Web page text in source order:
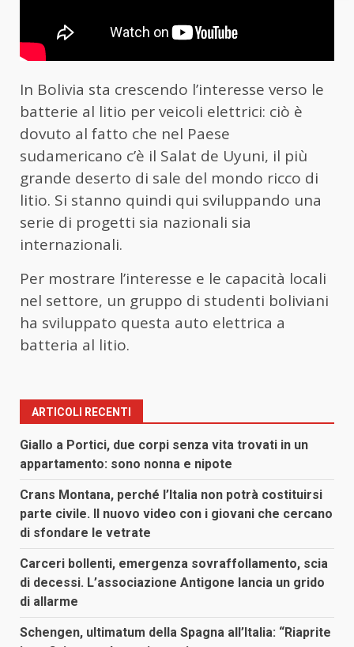
In Bolivia sta crescendo l’interesse verso le
batterie al litio per veicoli elettrici: ciò è
dovuto al fatto che nel Paese
sudamericano c’è il Salat de Uyuni, il più
grande deserto di sale del mondo ricco di
litio. Si stanno quindi qui sviluppando una
serie di progetti sia nazionali sia
internazionali.
Per mostrare l’interesse e le capacità locali
nel settore, un gruppo di studenti boliviani
ha sviluppato questa auto elettrica a
batteria al litio.
ARTICOLI RECENTI
Giallo a Portici, due corpi senza vita trovati in un
appartamento: sono nonna e nipote
Crans Montana, perché l’Italia non potrà costituirsi
parte civile. Il nuovo video con i giovani che cercano
di sfondare le vetrate
Carceri bollenti, emergenza sovraffollamento, scia
di decessi. L’associazione Antigone lancia un grido
di allarme
Schengen, ultimatum della Spagna all’Italia: “Riaprite